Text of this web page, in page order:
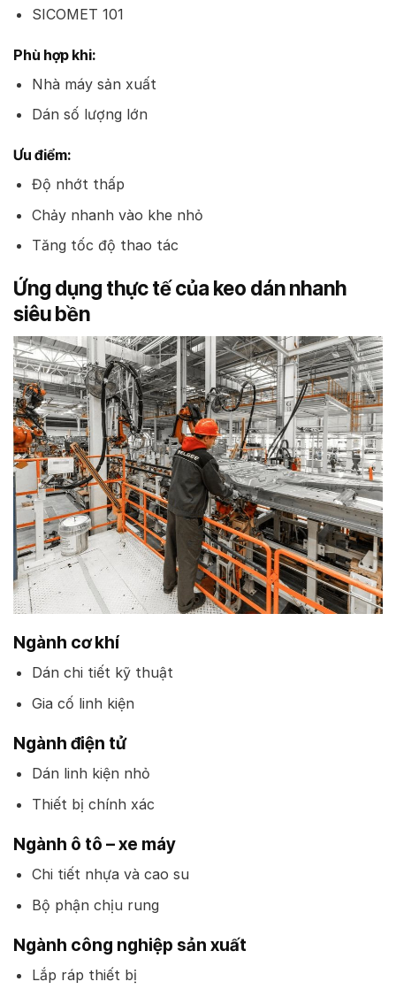
SICOMET 101
Phù hợp khi:
Nhà máy sản xuất
Dán số lượng lớn
Ưu điểm:
Độ nhớt thấp
Chảy nhanh vào khe nhỏ
Tăng tốc độ thao tác
Ứng dụng thực tế của keo dán nhanh
siêu bền
Ngành cơ khí
Dán chi tiết kỹ thuật
Gia cố linh kiện
Ngành điện tử
Dán linh kiện nhỏ
Thiết bị chính xác
Ngành ô tô – xe máy
Chi tiết nhựa và cao su
Bộ phận chịu rung
Ngành công nghiệp sản xuất
Lắp ráp thiết bị